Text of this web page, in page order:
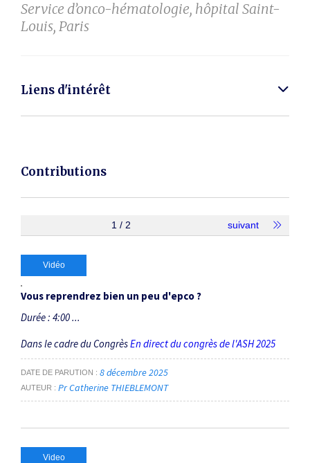
Service d’onco-hématologie, hôpital Saint-
Louis, Paris
Liens d'intérêt
Contributions
1 / 2 suivant
Vidéo
Vous reprendrez bien un peu d'epco ?
Durée : 4:00 ...
Dans le cadre du CongrèsEn direct du congrès de l'ASH 2025
DATE DE PARUTION 8 décembre 2025
AUTEUR Pr Catherine THIEBLEMONT
Video